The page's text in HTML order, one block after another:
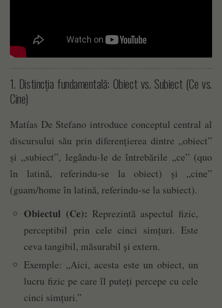
1. Distincția fundamentală: Obiect vs. Subiect (Ce vs.
Cine)
Matías De Stefano introduce conceptul central al
discursului său prin diferențierea dintre „obiect”
și „subiect”, legându-le de întrebările „ce” (quo
în latină, referindu-se la obiect) și „cine”
(guam/home în latină, referindu-se la subiect).
Obiectul (Ce): Reprezintă aspectul fizic,
perceptibil prin cele cinci simțuri. Este
ceva tangibil, măsurabil și extern.
Exemple: „Aici, acesta este un obiect, un
lucru fizic pe care îl puteți percepe cu cele
cinci simțuri.”